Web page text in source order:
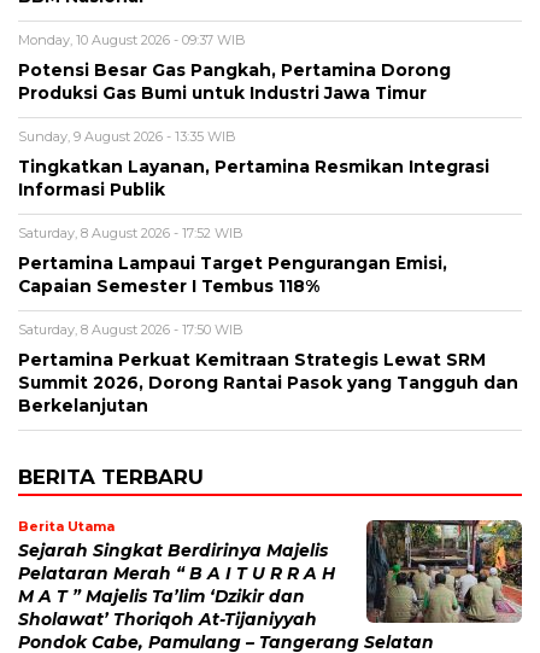
Monday, 10 August 2026 - 09:37 WIB
Potensi Besar Gas Pangkah, Pertamina Dorong
Produksi Gas Bumi untuk Industri Jawa Timur
Sunday, 9 August 2026 - 13:35 WIB
Tingkatkan Layanan, Pertamina Resmikan Integrasi
Informasi Publik
Saturday, 8 August 2026 - 17:52 WIB
Pertamina Lampaui Target Pengurangan Emisi,
Capaian Semester I Tembus 118%
Saturday, 8 August 2026 - 17:50 WIB
Pertamina Perkuat Kemitraan Strategis Lewat SRM
Summit 2026, Dorong Rantai Pasok yang Tangguh dan
Berkelanjutan
BERITA TERBARU
Berita Utama
Sejarah Singkat Berdirinya Majelis
Pelataran Merah “ B A I T U R R A H
M A T ” Majelis Ta’lim ‘Dzikir dan
Sholawat’ Thoriqoh At-Tijaniyyah
Pondok Cabe, Pamulang – Tangerang Selatan